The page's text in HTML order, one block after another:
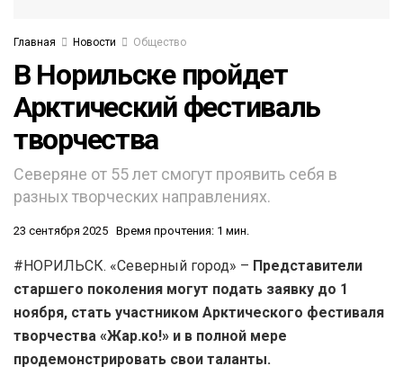
Главная Новости Общество
В Норильске пройдет
Арктический фестиваль
творчества
Северяне от 55 лет смогут проявить себя в
разных творческих направлениях.
23 сентября 2025 Время прочтения: 1 мин.
#НОРИЛЬСК. «Северный город» – Представители
старшего поколения могут подать заявку до 1
ноября, стать участником Арктического фестиваля
творчества «Жар.ко!» и в полной мере
продемонстрировать свои таланты.